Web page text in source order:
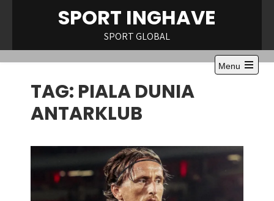
SPORT INGHAVE
SPORT GLOBAL
Menu
Open
TAG: PIALA DUNIA
ANTARKLUB